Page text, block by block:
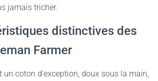
jamais tricher.
distinctives des
Farmer
coton d’exception, doux sous la main,